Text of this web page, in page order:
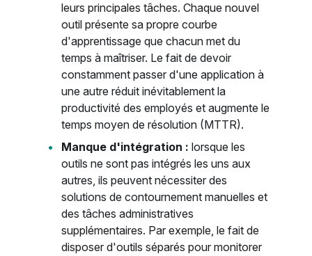
leurs principales tâches. Chaque nouvel
outil présente sa propre courbe
d'apprentissage que chacun met du
temps à maîtriser. Le fait de devoir
constamment passer d'une application à
une autre réduit inévitablement la
productivité des employés et augmente le
temps moyen de résolution (MTTR).
Manque d'intégration : lorsque les
outils ne sont pas intégrés les uns aux
autres, ils peuvent nécessiter des
solutions de contournement manuelles et
des tâches administratives
supplémentaires. Par exemple, le fait de
disposer d'outils séparés pour monitorer